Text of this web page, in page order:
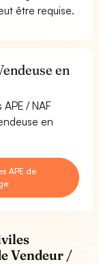
être requise.
en
/ NAF
en
APE de
Vendeur /